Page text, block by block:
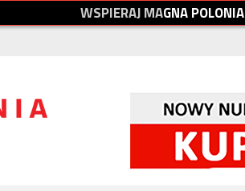
WSPIERAJMAGNAPOLONIA